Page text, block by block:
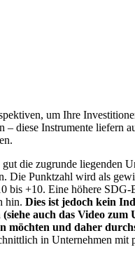
um Ihre
diese Instrumente
die zugrunde liegenden
Die Punktzahl wird als
bis +10. Eine höhere
hin. Dies ist jedoch kein
auch das Video
und daher
in Unternehmen